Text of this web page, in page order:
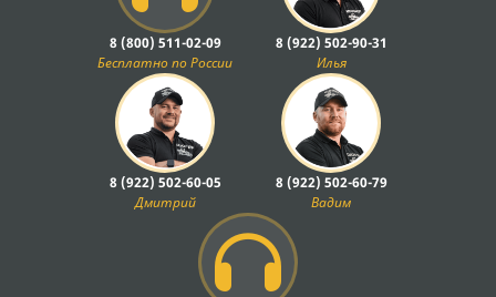
8 (800) 511-02-09
Бесплатно по России
8 (922) 502-90-31
Илья
8 (922) 502-60-05
Дмитрий
8 (922) 502-60-79
Вадим